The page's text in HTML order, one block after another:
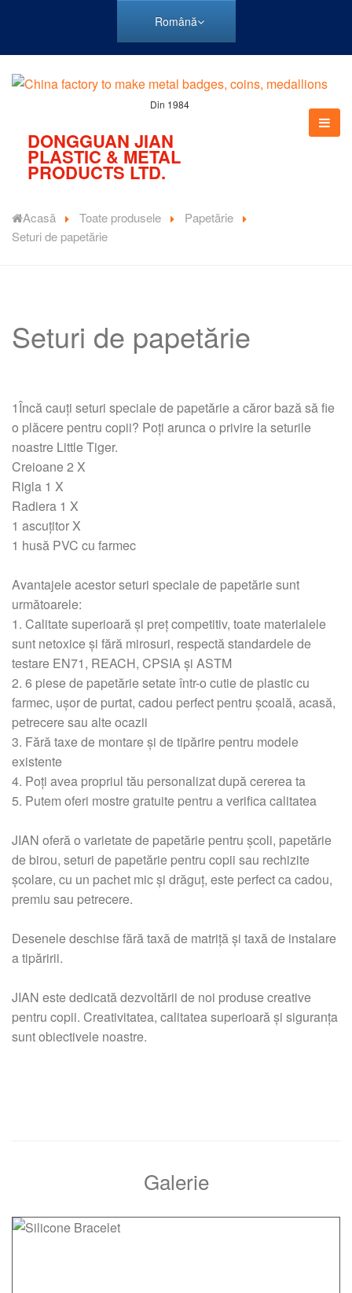
Română
Din 1984
DONGGUAN JIAN
PLASTIC & METAL
PRODUCTS LTD.
Acasă Toate produsele
Papetărie
Seturi de papetărie
Seturi de papetărie
1Încă cauți seturi speciale de papetărie a căror bază să fie
o plăcere pentru copii? Poți arunca o privire la seturile
noastre Little Tiger.
Creioane 2 X
Rigla 1 X
Radiera 1 X
1 ascuțitor X
1 husă PVC cu farmec
Avantajele acestor seturi speciale de papetărie sunt
următoarele:
1. Calitate superioară și preț competitiv, toate materialele
sunt netoxice și fără mirosuri, respectă standardele de
testare EN71, REACH, CPSIA și ASTM
2. 6 piese de papetărie setate într-o cutie de plastic cu
farmec, ușor de purtat, cadou perfect pentru școală, acasă,
petrecere sau alte ocazii
3. Fără taxe de montare și de tipărire pentru modele
existente
4. Poți avea propriul tău personalizat după cererea ta
5. Putem oferi mostre gratuite pentru a verifica calitatea
JIAN oferă o varietate de papetărie pentru școli, papetărie
de birou, seturi de papetărie pentru copii sau rechizite
școlare, cu un pachet mic și drăguț, este perfect ca cadou,
premiu sau petrecere.
Desenele deschise fără taxă de matriță și taxă de instalare
a tipăririi.
JIAN este dedicată dezvoltării de noi produse creative
pentru copii. Creativitatea, calitatea superioară și siguranța
sunt obiectivele noastre.
Galerie